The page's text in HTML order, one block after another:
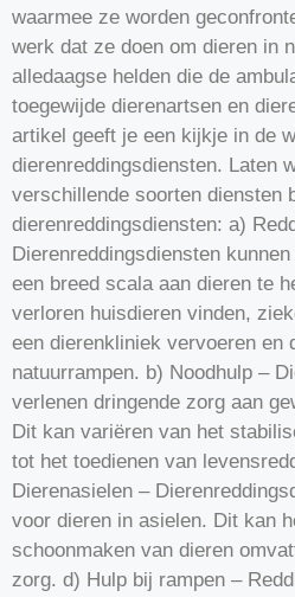
waarmee ze worden
werk dat ze doen om dieren in
alledaagse helden die de
toegewijde dierenartsen en
artikel geeft je een kijkje in de
dierenreddingsdiensten. Laten
verschillende soorten diensten
dierenreddingsdiensten: a)
Dierenreddingsdiensten
een breed scala aan dieren te
verloren huisdieren vinden,
een dierenkliniek vervoeren en
natuurrampen. b) Noodhulp –
verlenen dringende zorg aan
Dit kan variëren van het
tot het toedienen van
Dierenasielen –
voor dieren in asielen. Dit kan
schoonmaken van dieren
zorg. d) Hulp bij rampen –